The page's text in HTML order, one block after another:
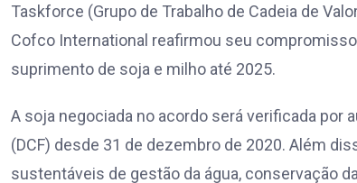
Taskforce (Grupo de Trabalho de Cadeia de
Cofco International reafirmou seu
suprimento de soja e milho até 2025.
A soja negociada no acordo será verificada
(DCF) desde 31 de dezembro de 2020. Além
sustentáveis de gestão da água, conservação